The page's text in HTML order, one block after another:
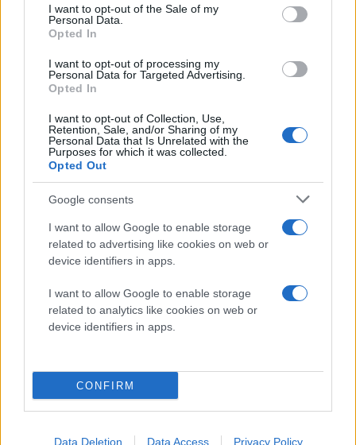
consent section.
I want to opt-out of the Sale of my
Personal Data.
Opted In
I want to opt-out of processing my
Personal Data for Targeted Advertising.
Opted In
I want to opt-out of Collection, Use,
Retention, Sale, and/or Sharing of my
Personal Data that Is Unrelated with the
Purposes for which it was collected.
Opted Out
Google consents
I want to allow Google to enable storage
related to advertising like cookies on web or
device identifiers in apps.
I want to allow Google to enable storage
related to analytics like cookies on web or
device identifiers in apps.
CONFIRM
Data Deletion Data Access Privacy Policy
Δήμος Κασσάνδρας
Θεσσαλονίκη: Βρέθηκε
η βάρκα του 69χρονου
Επανομή - Συνεχίζονται
οι έρευνες για τον
εντοπισμό του ψαρά
συμμετέχουν δύτες και
σκάφη του Λιμενικού
Σώματος, ενώ παράλληλα
πραγματοποιούνται
τμήμα και με τη χρήση
drone